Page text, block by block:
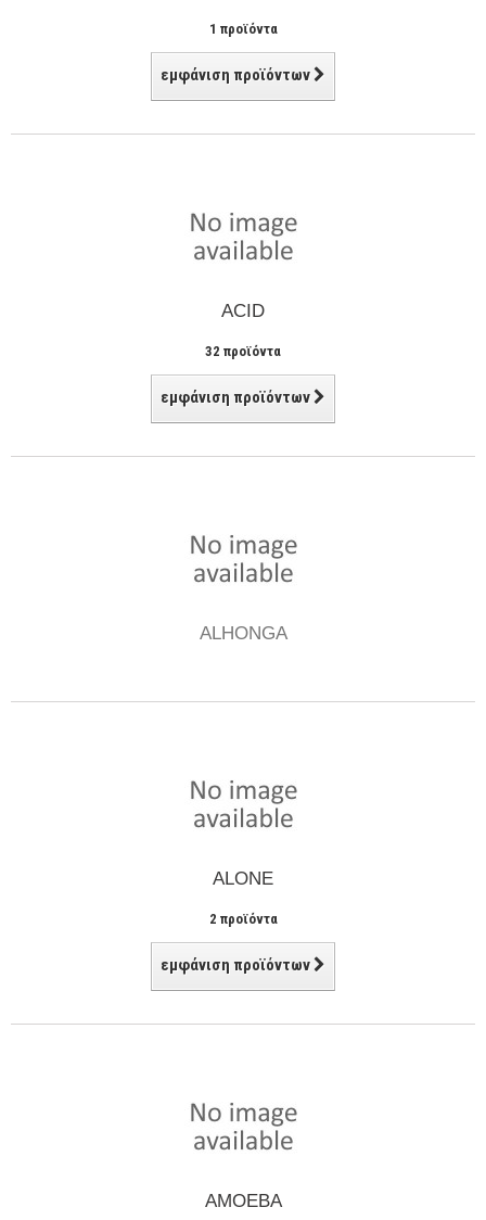
1 προϊόντα
εμφάνιση προϊόντων
ACID
32 προϊόντα
εμφάνιση προϊόντων
ALHONGA
ALONE
2 προϊόντα
εμφάνιση προϊόντων
AMOEBA